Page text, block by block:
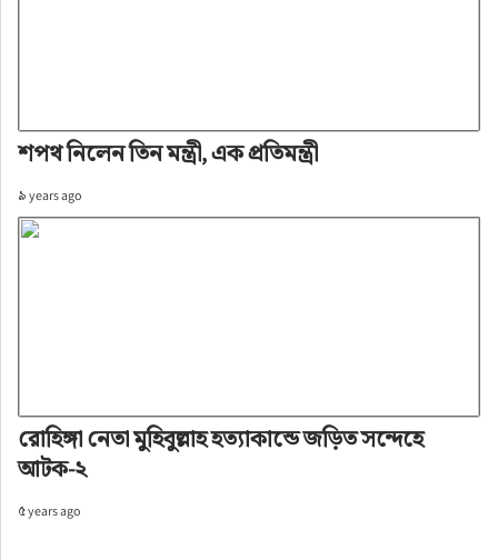
শপথ নিলেন তিন মন্ত্রী, এক প্রতিমন্ত্রী
৯ years ago
রোহিঙ্গা নেতা মুহিবুল্লাহ হত্যাকান্ডে জড়িত সন্দেহে
আটক-২
৫ years ago